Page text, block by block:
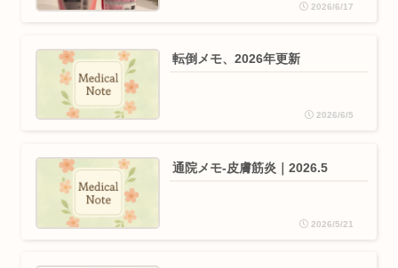
2026/6/17
転倒メモ、2026年更新
2026/6/5
通院メモ-皮膚筋炎｜2026.5
2026/5/21